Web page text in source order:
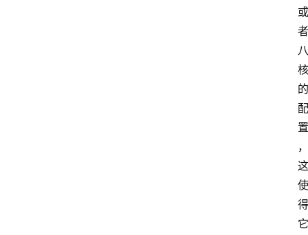
或
者
八
核
的
配
置
，
这
使
得
它